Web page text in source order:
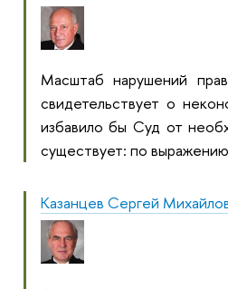
Масштаб нарушений
свидетельствует о
избавило бы Суд от
существует: по
Казанцев Сергей